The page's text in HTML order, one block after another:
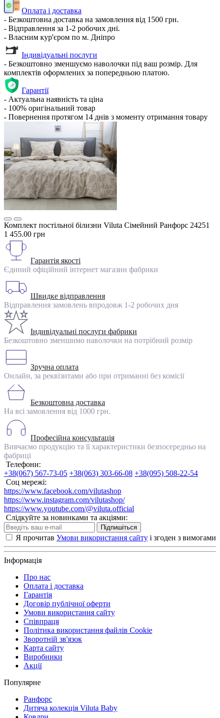
Оплата і доставка
- Безкоштовна доставка на замовлення від 1500 грн.
- Відправлення за 1-2 робочих дні.
- Власним кур'єром по м. Дніпро
Індивідуальні послуги
- Безкоштовно зменшуємо наволочки під ваш розмір. Для
комплектів оформлених за попередньою платою.
Гарантії
- Актуальна наявність та ціна
- 100% оригінальний товар
- Повернення протягом 14 днів з моменту отримання товару
Комплект постільної білизни Viluta Сімейний Ранфорс 24251
1 455.00 грн
Гарантія якості
Єдиний офіційний інтернет магазин фабрики
Швидке відправлення
Відправлення замовлень впродовж 1-2 робочих дня
Індивідуальні послуги фабрики
Безкоштовно зменшимо наволочки на потрібний розмір
Зручна оплата
Онлайн, за реквізитами або при отриманні без комісії
Безкоштовна доставка
На всі замовлення від 1000 грн.
Професійна консультація
Вивчаємо продукцію та її характеристики безпосередньо на
фабриці
Телефони:
+38(067) 567-73-05 +38(063) 303-66-08 +38(095) 508-22-54
Соц мережі:
https://www.facebook.com/vilutashop
https://www.instagram.com/vilutashop/
https://www.youtube.com/@viluta.official
Слідкуйте за новинками та акціями:
Підпишіться
Я прочитав Умови використання сайту і згоден з вимогами
Інформація
Про нас
Оплата і доставка
Гарантія
Договір публічної оферти
Умови використання сайту
Співпраця
Політика використання файлів Cookie
Зворотній зв'язок
Карта сайту
Виробники
Акції
Популярне
Ранфорс
Дитяча колекція Viluta Baby